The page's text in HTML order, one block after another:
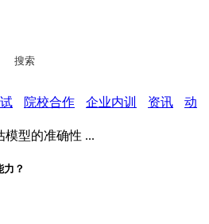
搜索
院校合作 企业内训 资讯
动
模型的准确性 ...
？